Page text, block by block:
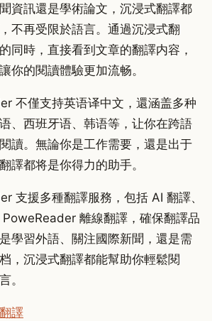
資訊還是學術論文，沉浸式翻譯都
不再受限於語言。通過沉浸式翻
同時，直接看到文章的翻譯内容，
你的閱讀體驗更加流畅。
不僅支持英语译中文，還涵盖多种
、西班牙语、韩语等，让你在跨語
讀。無論你是工作需要，還是出于
譯都将是你得力的助手。
支援多種翻譯服務，包括 AI 翻譯、
離線翻譯，確保翻譯品
學習外語、關注國際新聞，還是需
，沉浸式翻譯都能幫助你輕鬆閱
。
譯